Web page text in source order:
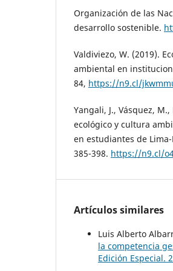
Organización de las
desarrollo sostenible.
Valdiviezo, W. (2019).
ambiental en
84, https://n9.cl/
Yangali, J., Vásquez,
ecológico y cultura
en estudiantes de Lima-
385-398. https://n9.cl/
Artículos similares
Luis Alberto
la competencia
Edición Especial.